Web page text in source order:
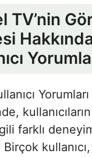
TV’nin
Yorumları​
farklı
Birçok